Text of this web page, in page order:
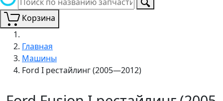
Корзина
Главная
Машины
Ford I рестайлинг (2005—2012)